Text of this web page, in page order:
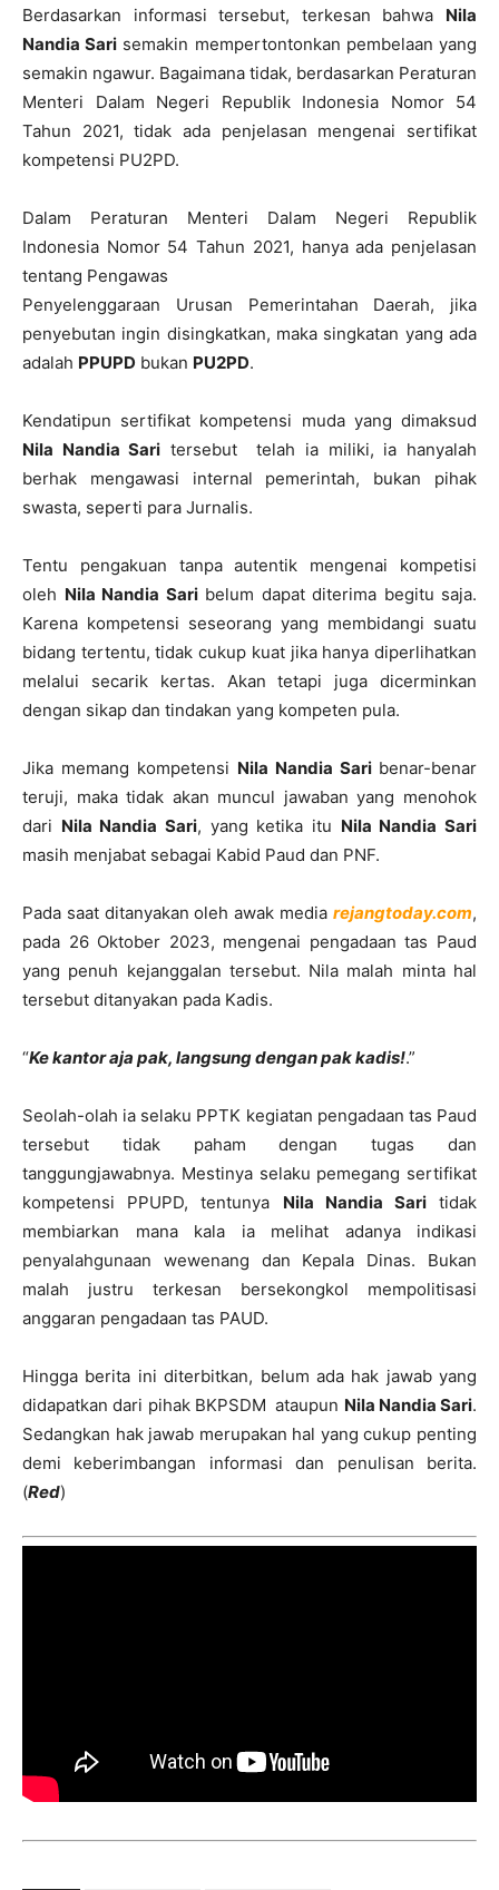
Berdasarkan informasi tersebut, terkesan bahwa Nila
Nandia Sari semakin mempertontonkan pembelaan yang
semakin ngawur. Bagaimana tidak, berdasarkan Peraturan
Menteri Dalam Negeri Republik Indonesia Nomor 54
Tahun 2021, tidak ada penjelasan mengenai sertifikat
kompetensi PU2PD.
Dalam Peraturan Menteri Dalam Negeri Republik
Indonesia Nomor 54 Tahun 2021, hanya ada penjelasan
tentang Pengawas
Penyelenggaraan Urusan Pemerintahan Daerah, jika
penyebutan ingin disingkatkan, maka singkatan yang ada
adalah PPUPD bukan PU2PD.
Kendatipun sertifikat kompetensi muda yang dimaksud
Nila Nandia Sari tersebut telah ia miliki, ia hanyalah
berhak mengawasi internal pemerintah, bukan pihak
swasta, seperti para Jurnalis.
Tentu pengakuan tanpa autentik mengenai kompetisi
oleh Nila Nandia Saribelum dapat diterima begitu saja.
Karena kompetensi seseorang yang membidangi suatu
bidang tertentu, tidak cukup kuat jika hanya diperlihatkan
melalui secarik kertas. Akan tetapi juga dicerminkan
dengan sikap dan tindakan yang kompeten pula.
Jika memang kompetensi Nila Nandia Sari benar-benar
teruji, maka tidak akan muncul jawaban yang menohok
dari Nila Nandia Sari, yang ketika itu Nila Nandia Sari
masih menjabat sebagai Kabid Paud dan PNF.
Pada saat ditanyakan oleh awak media rejangtoday.com,
pada 26 Oktober 2023, mengenai pengadaan tas Paud
yang penuh kejanggalan tersebut. Nila malah minta hal
tersebut ditanyakan pada Kadis.
“Ke kantor aja pak, langsung dengan pak kadis!.”
Seolah-olah ia selaku PPTK kegiatan pengadaan tas Paud
tersebut tidak paham dengan tugas dan
tanggungjawabnya. Mestinya selaku pemegang sertifikat
kompetensi PPUPD, tentunya Nila Nandia Saritidak
membiarkan mana kala ia melihat adanya indikasi
penyalahgunaan wewenang dan Kepala Dinas. Bukan
malah justru terkesan bersekongkol mempolitisasi
anggaran pengadaan tas PAUD.
Hingga berita ini diterbitkan, belum ada hak jawab yang
didapatkan dari pihak BKPSDM ataupun Nila Nandia Sari.
Sedangkan hak jawab merupakan hal yang cukup penting
demi keberimbangan informasi dan penulisan berita.
(Red)